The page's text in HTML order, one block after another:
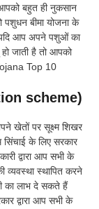
बहुत ही नुकसान
पशुधन बीमा योजना के
यदि आप अपने पशुओं का
जाती है तो आपको
Top 10
scheme)
खेतों पर सूक्ष्म शिखर
सिंचाई के लिए सरकार
द्वारा आप सभी के
स्थापित करने
का लाभ दे सकते हैं
द्वारा आप सभी के